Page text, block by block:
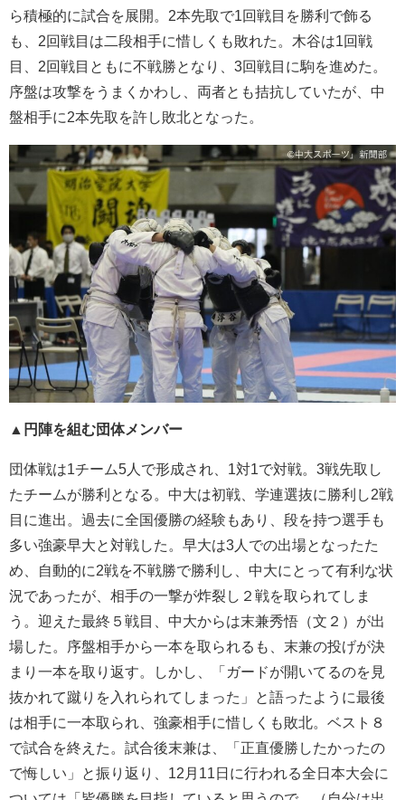
ら積極的に試合を展開。2本先取で1回戦目を勝利で飾る
も、2回戦目は二段相手に惜しくも敗れた。木谷は1回戦
目、2回戦目ともに不戦勝となり、3回戦目に駒を進めた。
序盤は攻撃をうまくかわし、両者とも拮抗していたが、中
盤相手に2本先取を許し敗北となった。
▲円陣を組む団体メンバー
団体戦は1チーム5人で形成され、1対1で対戦。3戦先取し
たチームが勝利となる。中大は初戦、学連選抜に勝利し2戦
目に進出。過去に全国優勝の経験もあり、段を持つ選手も
多い強豪早大と対戦した。早大は3人での出場となったた
め、自動的に2戦を不戦勝で勝利し、中大にとって有利な状
況であったが、相手の一撃が炸裂し２戦を取られてしま
う。迎えた最終５戦目、中大からは末兼秀悟（文２）が出
場した。序盤相手から一本を取られるも、末兼の投げが決
まり一本を取り返す。しかし、「ガードが開いてるのを見
抜かれて蹴りを入れられてしまった」と語ったように最後
は相手に一本取られ、強豪相手に惜しくも敗北。ベスト８
で試合を終えた。試合後末兼は、「正直優勝したかったの
で悔しい」と振り返り、12月11日に行われる全日本大会に